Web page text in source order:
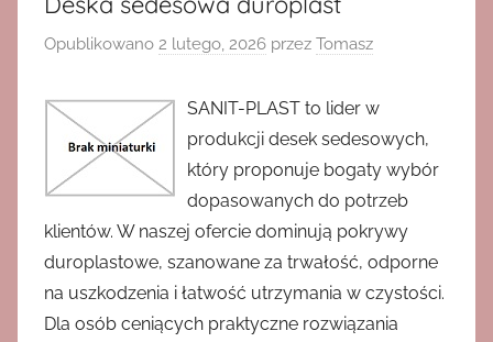
Opublikowano 2 lutego, 2026 przez Tomasz
SANIT-PLAST to lider w
produkcji desek sedesowych,
który proponuje bogaty wybór
dopasowanych do potrzeb
klientów. W naszej ofercie dominują pokrywy
duroplastowe, szanowane za trwałość, odporne
na uszkodzenia i łatwość utrzymania w czystości.
Dla osób ceniących praktyczne rozwiązania